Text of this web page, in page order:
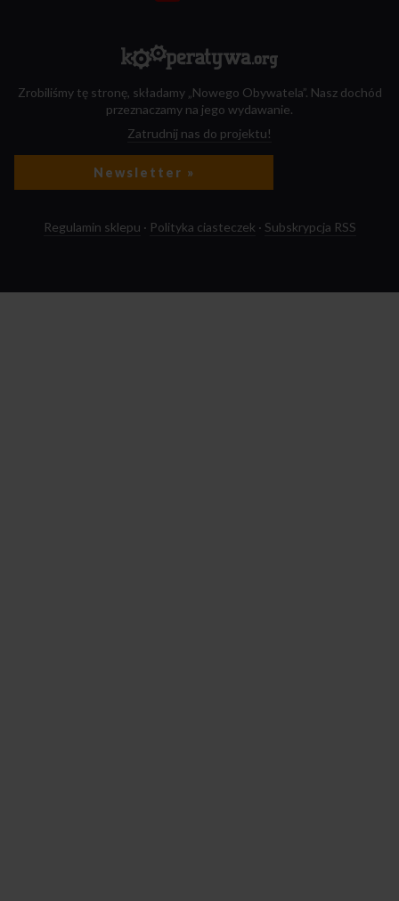
Zrobiliśmy tę stronę, składamy „Nowego Obywatela”. Nasz dochód
przeznaczamy na jego wydawanie.
Zatrudnij nas do projektu!
Newsletter »
Regulamin sklepu · Polityka ciasteczek · Subskrypcja RSS